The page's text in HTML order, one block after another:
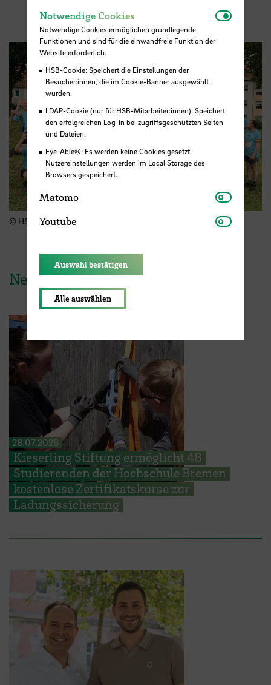
© HSB - Markus Schnare
News aus der HSB
28.07.2026
Kieserling Stiftung ermöglicht 48
Studierenden der Hochschule Bremen
kostenlose Zertifikatskurse zur
Ladungssicherung
Notwendige Cookies
Notwendige Cookies ermöglichen grundlegende
Funktionen und sind für die einwandfreie Funktion der
Website erforderlich.
HSB-Cookie: Speichert die Einstellungen der
Besucher:innen, die im Cookie-Banner ausgewählt
wurden.
LDAP-Cookie (nur für HSB-Mitarbeiter:innen): Speichert
den erfolgreichen Log-In bei zugriffsgeschützten Seiten
und Dateien.
Eye-Able®: Es werden keine Cookies gesetzt.
Nutzereinstellungen werden im Local Storage des
Browsers gespeichert.
Matomo Matomo
Youtube Youtube
Auswahl bestätigen
Alle auswählen